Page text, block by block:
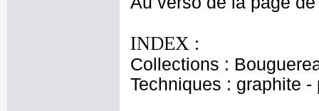
INDEX :
Collections :
Techniques : graphite